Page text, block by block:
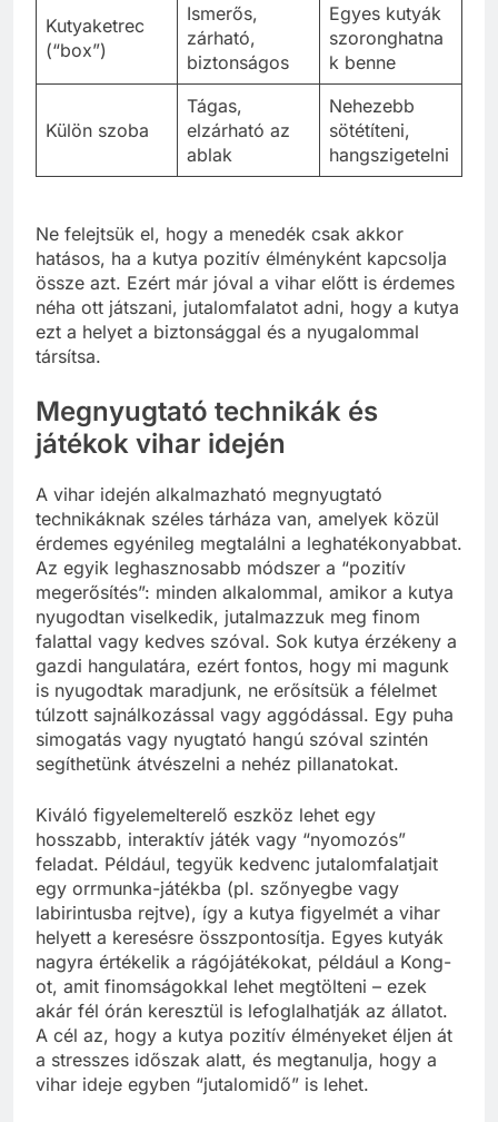
Kutyaketrec
(“box”)
Ismerős,
zárható,
biztonságos
Egyes kutyák
szoronghatna
k benne
Külön szoba
Tágas,
elzárható az
ablak
Nehezebb
sötétíteni,
hangszigetelni
Ne felejtsük el, hogy a menedék csak akkor
hatásos, ha a kutya pozitív élményként kapcsolja
össze azt. Ezért már jóval a vihar előtt is érdemes
néha ott játszani, jutalomfalatot adni, hogy a kutya
ezt a helyet a biztonsággal és a nyugalommal
társítsa.
Megnyugtató technikák és
játékok vihar idején
A vihar idején alkalmazható megnyugtató
technikáknak széles tárháza van, amelyek közül
érdemes egyénileg megtalálni a leghatékonyabbat.
Az egyik leghasznosabb módszer a “pozitív
megerősítés”: minden alkalommal, amikor a kutya
nyugodtan viselkedik, jutalmazzuk meg finom
falattal vagy kedves szóval. Sok kutya érzékeny a
gazdi hangulatára, ezért fontos, hogy mi magunk
is nyugodtak maradjunk, ne erősítsük a félelmet
túlzott sajnálkozással vagy aggódással. Egy puha
simogatás vagy nyugtató hangú szóval szintén
segíthetünk átvészelni a nehéz pillanatokat.
Kiváló figyelemelterelő eszköz lehet egy
hosszabb, interaktív játék vagy “nyomozós”
feladat. Például, tegyük kedvenc jutalomfalatjait
egy orrmunka-játékba (pl. szőnyegbe vagy
labirintusba rejtve), így a kutya figyelmét a vihar
helyett a keresésre összpontosítja. Egyes kutyák
nagyra értékelik a rágójátékokat, például a Kong-
ot, amit finomságokkal lehet megtölteni – ezek
akár fél órán keresztül is lefoglalhatják az állatot.
A cél az, hogy a kutya pozitív élményeket éljen át
a stresszes időszak alatt, és megtanulja, hogy a
vihar ideje egyben “jutalomidő” is lehet.